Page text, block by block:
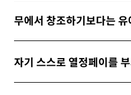
개인정보 수집 및 이용약관에
구
무에서 창조하기보다는
자기 스스로 열정페이를